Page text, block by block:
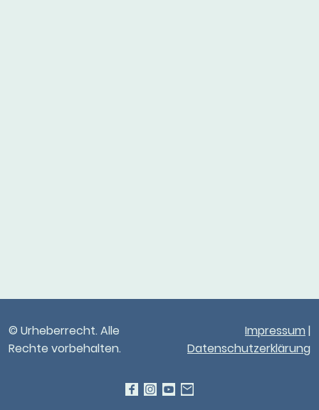
© Urheberrecht. Alle
Rechte vorbehalten.
Impressum |
Datenschutzerklärung